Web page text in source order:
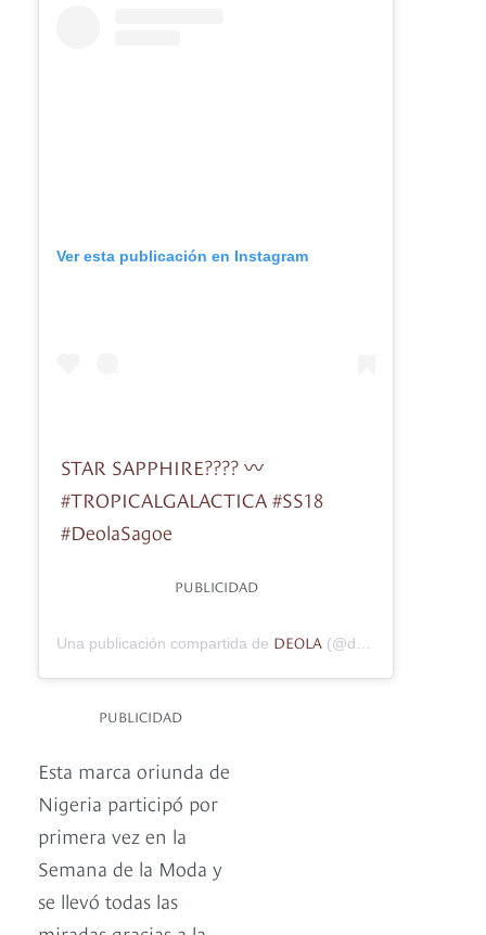
Ver esta publicación en Instagram
STAR SAPPHIRE???? 〰️
#TROPICALGALACTICA #SS18
#DeolaSagoe
PUBLICIDAD
Una publicación compartida de DEOLA (@deolasagoeofficial) el
PUBLICIDAD
Esta marca oriunda de
Nigeria participó por
primera vez en la
Semana de la Moda y
se llevó todas las